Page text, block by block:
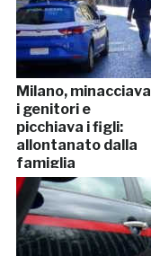
Milano, minacciava
i genitori e
picchiava i figli:
allontanato dalla
famiglia